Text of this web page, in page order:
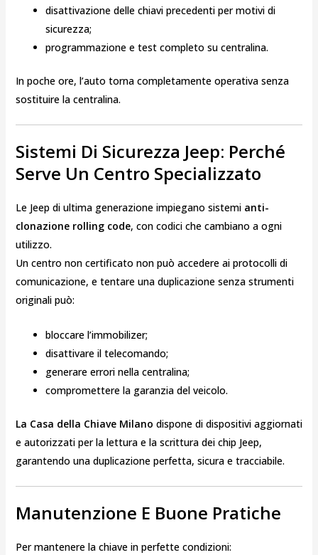
disattivazione delle chiavi precedenti per motivi di
sicurezza;
programmazione e test completo su centralina.
In poche ore, l’auto torna completamente operativa senza
sostituire la centralina.
Sistemi Di Sicurezza Jeep: Perché
Serve Un Centro Specializzato
Le Jeep di ultima generazione impiegano sistemi anti-
clonazione rolling code, con codici che cambiano a ogni
utilizzo.
Un centro non certificato non può accedere ai protocolli di
comunicazione, e tentare una duplicazione senza strumenti
originali può:
bloccare l’immobilizer;
disattivare il telecomando;
generare errori nella centralina;
compromettere la garanzia del veicolo.
La Casa della Chiave Milano dispone di dispositivi aggiornati
e autorizzati per la lettura e la scrittura dei chip Jeep,
garantendo una duplicazione perfetta, sicura e tracciabile.
Manutenzione E Buone Pratiche
Per mantenere la chiave in perfette condizioni: